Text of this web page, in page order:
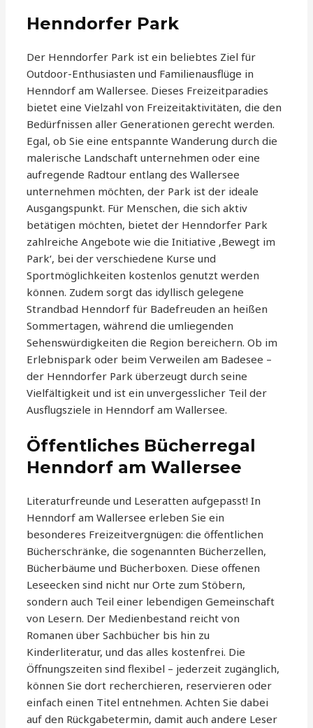
Henndorfer Park
Der Henndorfer Park ist ein beliebtes Ziel für
Outdoor-Enthusiasten und Familienausflüge in
Henndorf am Wallersee. Dieses Freizeitparadies
bietet eine Vielzahl von Freizeitaktivitäten, die den
Bedürfnissen aller Generationen gerecht werden.
Egal, ob Sie eine entspannte Wanderung durch die
malerische Landschaft unternehmen oder eine
aufregende Radtour entlang des Wallersee
unternehmen möchten, der Park ist der ideale
Ausgangspunkt. Für Menschen, die sich aktiv
betätigen möchten, bietet der Henndorfer Park
zahlreiche Angebote wie die Initiative ‚Bewegt im
Park‘, bei der verschiedene Kurse und
Sportmöglichkeiten kostenlos genutzt werden
können. Zudem sorgt das idyllisch gelegene
Strandbad Henndorf für Badefreuden an heißen
Sommertagen, während die umliegenden
Sehenswürdigkeiten die Region bereichern. Ob im
Erlebnispark oder beim Verweilen am Badesee –
der Henndorfer Park überzeugt durch seine
Vielfältigkeit und ist ein unvergesslicher Teil der
Ausflugsziele in Henndorf am Wallersee.
Öffentliches Bücherregal
Henndorf am Wallersee
Literaturfreunde und Leseratten aufgepasst! In
Henndorf am Wallersee erleben Sie ein
besonderes Freizeitvergnügen: die öffentlichen
Bücherschränke, die sogenannten Bücherzellen,
Bücherbäume und Bücherboxen. Diese offenen
Leseecken sind nicht nur Orte zum Stöbern,
sondern auch Teil einer lebendigen Gemeinschaft
von Lesern. Der Medienbestand reicht von
Romanen über Sachbücher bis hin zu
Kinderliteratur, und das alles kostenfrei. Die
Öffnungszeiten sind flexibel – jederzeit zugänglich,
können Sie dort recherchieren, reservieren oder
einfach einen Titel entnehmen. Achten Sie dabei
auf den Rückgabetermin, damit auch andere Leser